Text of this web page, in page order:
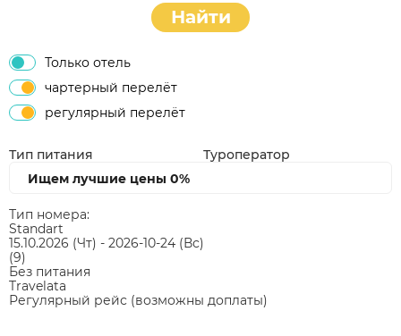
Найти
Только отель
чартерный перелёт
регулярный перелёт
Тип питания
Туроператор
Ищем лучшие цены 0%
Тип номера:
Standart
15.10.2026 (Чт) - 2026-10-24 (Вс)
(9)
Без питания
Travelata
Регулярный рейс (возможны доплаты)